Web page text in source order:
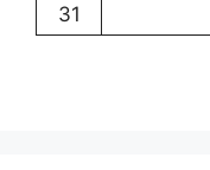
31